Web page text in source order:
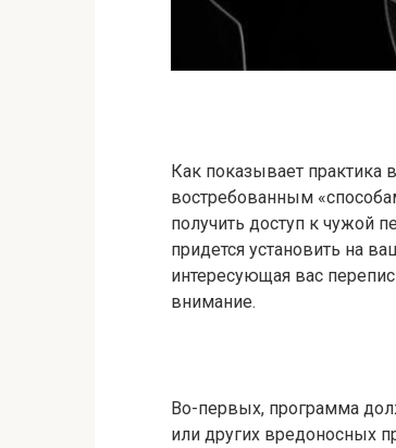
Как показывает практика
востребованным
получить доступ к чужой
придется установить на
интересующая вас
внимание.
Во-первых, программа
или других вредоносных